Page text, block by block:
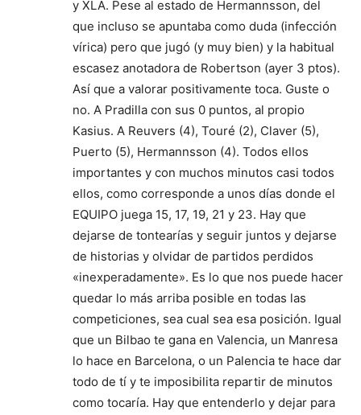
y XLA. Pese al estado de Hermannsson, del
que incluso se apuntaba como duda (infección
vírica) pero que jugó (y muy bien) y la habitual
escasez anotadora de Robertson (ayer 3 ptos).
Así que a valorar positivamente toca. Guste o
no. A Pradilla con sus 0 puntos, al propio
Kasius. A Reuvers (4), Touré (2), Claver (5),
Puerto (5), Hermannsson (4). Todos ellos
importantes y con muchos minutos casi todos
ellos, como corresponde a unos días donde el
EQUIPO juega 15, 17, 19, 21 y 23. Hay que
dejarse de tontearías y seguir juntos y dejarse
de historias y olvidar de partidos perdidos
«inexperadamente». Es lo que nos puede hacer
quedar lo más arriba posible en todas las
competiciones, sea cual sea esa posición. Igual
que un Bilbao te gana en Valencia, un Manresa
lo hace en Barcelona, o un Palencia te hace dar
todo de tí y te imposibilita repartir de minutos
como tocaría. Hay que entenderlo y dejar para